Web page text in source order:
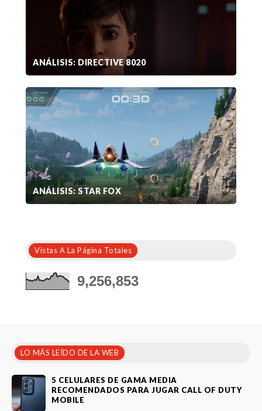
ANÁLISIS: DIRECTIVE 8020
ANÁLISIS: STAR FOX
Vistas A La Página Totales
9,256,853
LO MÁS LEÍDO DE LA WEB
5 CELULARES DE GAMA MEDIA
RECOMENDADOS PARA JUGAR CALL OF DUTY
MOBILE